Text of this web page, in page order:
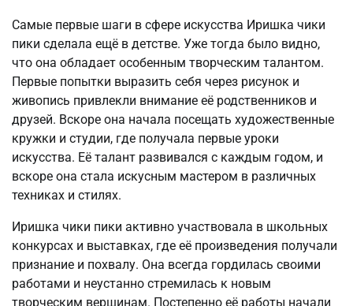
Самые первые шаги в сфере искусства Иришка чики
пики сделала ещё в детстве. Уже тогда было видно,
что она обладает особенным творческим талантом.
Первые попытки выразить себя через рисунок и
живопись привлекли внимание её родственников и
друзей. Вскоре она начала посещать художественные
кружки и студии, где получала первые уроки
искусства. Её талант развивался с каждым годом, и
вскоре она стала искусным мастером в различных
техниках и стилях.
Иришка чики пики активно участвовала в школьных
конкурсах и выставках, где её произведения получали
признание и похвалу. Она всегда гордилась своими
работами и неустанно стремилась к новым
творческим вершинам. Постепенно её работы начали